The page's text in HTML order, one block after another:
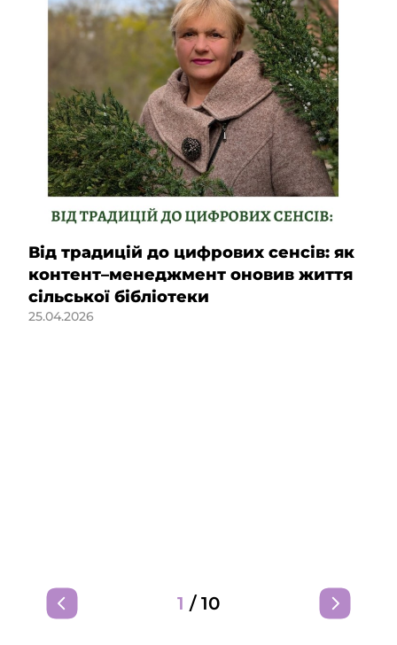
Від традицій до цифрових сенсів: як
контент–менеджмент оновив життя
сільської бібліотеки
25.04.2026
1 / 10